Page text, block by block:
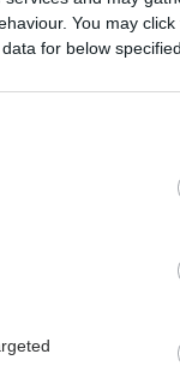
You may
for below
Αυτός